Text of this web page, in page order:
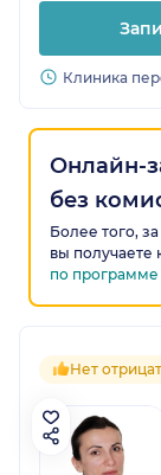
Клиника
Онлайн-
без
Более того,
вы получаете
по программе
Нет